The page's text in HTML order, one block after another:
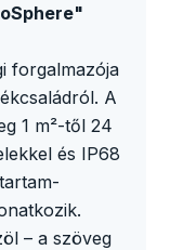
forgalmazója
A
1 m²-től 24
és IP68
– a szöveg